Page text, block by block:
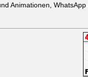
Animationen,